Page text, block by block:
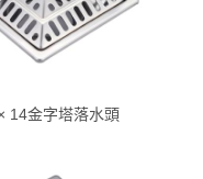
14金字塔落水頭